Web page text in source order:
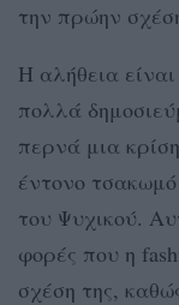
την πρώην
Η αλήθεια
πολλά
περνά μια
έντονο
του Ψυχικού.
φορές που η
σχέση της,